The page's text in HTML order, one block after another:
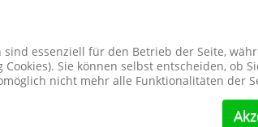
REDAKTION
essenziell für den Betrieb der Seite,
Sie können selbst entscheiden, ob
nicht mehr alle Funktionalitäten der